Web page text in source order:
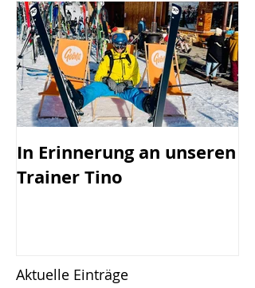
In Erinnerung an unseren
Trainer Tino
Aktuelle Einträge